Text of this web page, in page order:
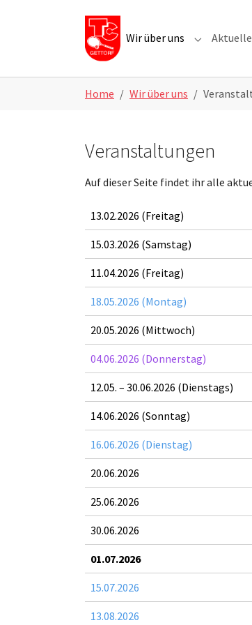
Wir über uns Submenu
Home Wir über uns
Veranstaltungen
Auf dieser Seite findet ihr alle
13.02.2026 (Freitag)
15.03.2026 (Samstag)
11.04.2026 (Freitag)
18.05.2026 (Montag)
20.05.2026 (Mittwoch)
04.06.2026 (Donnerstag)
12.05. – 30.06.2026 (Dienstags)
14.06.2026 (Sonntag)
16.06.2026 (Dienstag)
20.06.2026
25.06.2026
30.06.2026
01.07.2026
15.07.2026
13.08.2026